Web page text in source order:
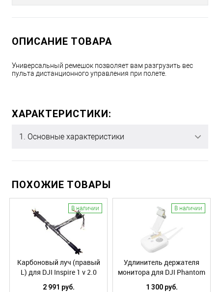
ОПИСАНИЕ ТОВАРА
Универсальный ремешок позволяет вам разгрузить вес
пульта дистанционного управления при полете.
ХАРАКТЕРИСТИКИ:
1. Основные характеристики
ПОХОЖИЕ ТОВАРЫ
В наличии
Карбоновый луч (правый
L) для DJI Inspire 1 v 2.0
2 991 руб.
В наличии
Удлинитель держателя
монитора для DJI Phantom
3/Inspire 1
1 300 руб.